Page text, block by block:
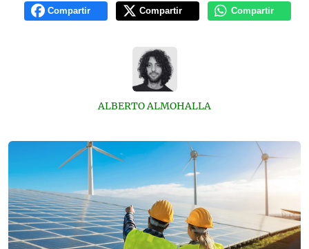
Compartir Compartir Compartir
ALBERTO ALMOHALLA